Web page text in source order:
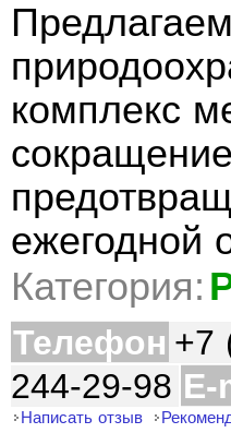
комплекс
ежегодной
Категория:
Телефон +7
244-29-98 E-
Написать отзыв